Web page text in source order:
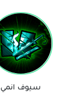
سيوف انمي